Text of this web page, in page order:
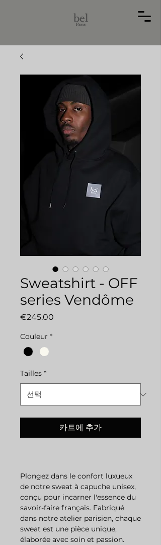
Sweatshirt - OFF
series Vendôme
€245.00
Couleur *
Tailles *
카트에 추가
Plongez dans le confort luxueux
de notre sweat à capuche unisex,
conçu pour incarner l'essence du
savoir-faire français. Fabriqué
dans notre atelier parisien, chaque
sweat est une pièce unique,
élaborée avec soin et passion.